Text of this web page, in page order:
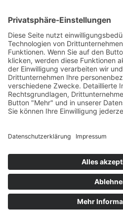
Pflegehinweise
Farbberatung
Figurberatung
Modelexikon
Lagenbook
Copyright © 2019 Lagenlook
Cookie-